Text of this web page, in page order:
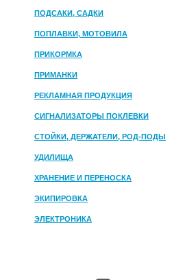
ПОДСАКИ, САДКИ
ПОПЛАВКИ, МОТОВИЛА
ПРИКОРМКА
ПРИМАНКИ
РЕКЛАМНАЯ ПРОДУКЦИЯ
СИГНАЛИЗАТОРЫ ПОКЛЕВКИ
СТОЙКИ, ДЕРЖАТЕЛИ, РОД-ПОДЫ
УДИЛИЩА
ХРАНЕНИЕ И ПЕРЕНОСКА
ЭКИПИРОВКА
ЭЛЕКТРОНИКА